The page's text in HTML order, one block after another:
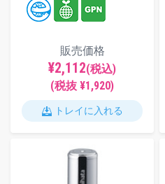
販売価格
¥2,112(税込)
(税抜 ¥1,920)
トレイに入れる